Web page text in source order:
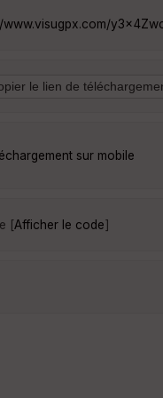
www.visugpx.com/
sur mobile
[Afficher le code]